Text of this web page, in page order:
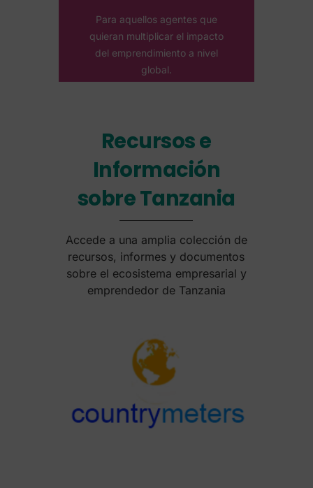
Para aquellos agentes que
quieran multiplicar el impacto
del emprendimiento a nivel
global.
Recursos e
Información
sobre Tanzania
Accede a una amplia colección de
recursos, informes y documentos
sobre el ecosistema empresarial y
emprendedor de Tanzania